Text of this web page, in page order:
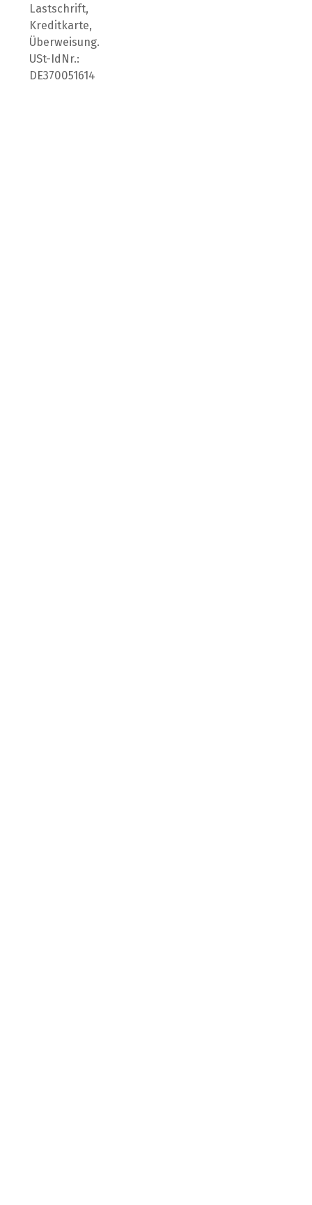
Lastschrift,
Kreditkarte,
Überweisung.
USt-IdNr.:
DE370051614